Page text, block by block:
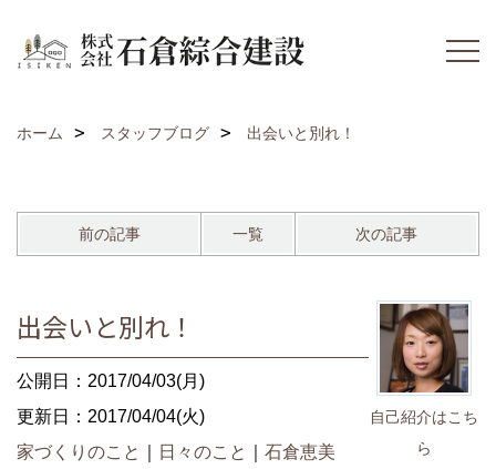
ホーム スタッフブログ 出会いと別れ！
前の記事 一覧 次の記事
自己紹介はこち
ら
出会いと別れ！
公開日：2017/04/03(月)
更新日：2017/04/04(火)
家づくりのこと
日々のこと 石倉恵美